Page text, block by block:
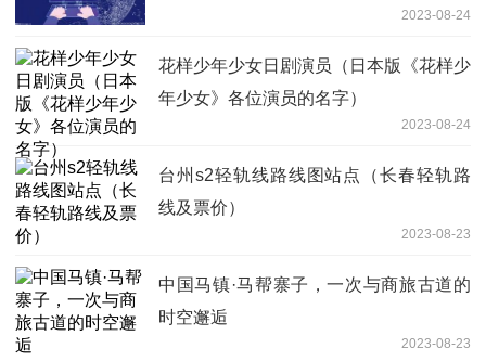
2023-08-24
花样少年少女日剧演员（日本版《花样少
年少女》各位演员的名字）
2023-08-24
台州s2轻轨线路线图站点（长春轻轨路
线及票价）
2023-08-23
中国马镇·马帮寨子，一次与商旅古道的
时空邂逅
2023-08-23